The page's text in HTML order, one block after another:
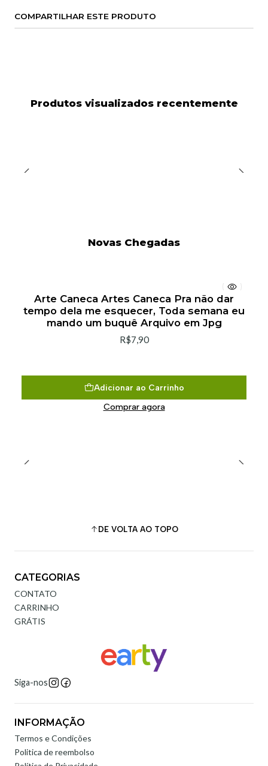
COMPARTILHAR ESTE PRODUTO
Produtos visualizados recentemente
Novas Chegadas
Arte Caneca Artes Caneca Pra não dar
tempo dela me esquecer, Toda semana eu
mando um buquê Arquivo em Jpg
R$7,90
Adicionar ao Carrinho
Comprar agora
DE VOLTA AO TOPO
CATEGORIAS
CONTATO
CARRINHO
GRÁTIS
Siga-nos
INFORMAÇÃO
Termos e Condições
Politica de reembolso